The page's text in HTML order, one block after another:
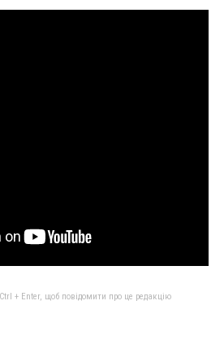
+ Enter, щоб повідомити про це редакцію